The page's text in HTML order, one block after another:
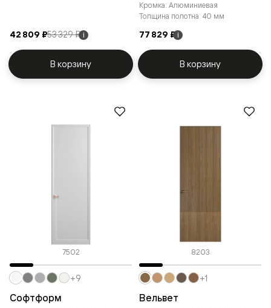
42 809 ₽53 329 ₽ i
В корзину
Кромка: Алюминиевая
Толщина полотна: 40 мм
77 829 ₽ i
В корзину
7502
Софтформ
+9
8203
Вельвет
+1